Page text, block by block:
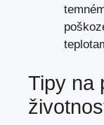
Tipy na